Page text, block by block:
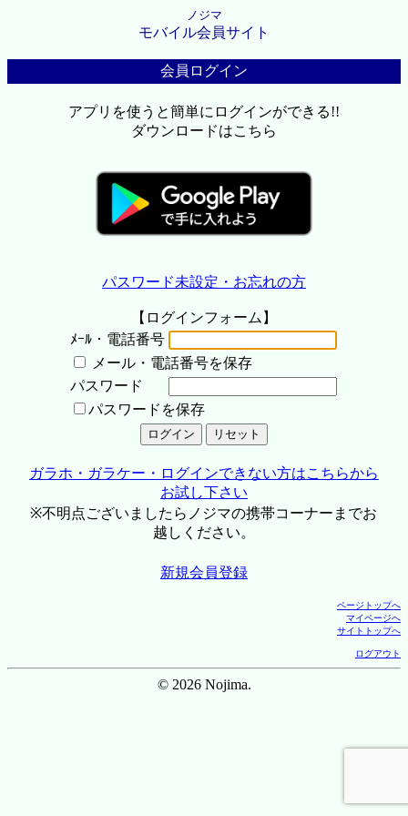
ノジマ
モバイル会員サイト
会員ログイン
アプリを使うと簡単にログインができる!!
ダウンロードはこちら
パスワード未設定・お忘れの方
【ログインフォーム】
ﾒｰﾙ・電話番号
メール・電話番号を保存
パスワード
パスワードを保存
ガラホ・ガラケー・ログインできない方はこちらから
お試し下さい
※不明点ございましたらノジマの携帯コーナーまでお
越しください。
新規会員登録
ページトップへ
マイページへ
サイトトップへ
ログアウト
© 2026 Nojima.